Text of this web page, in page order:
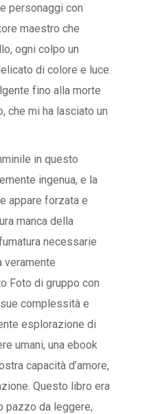
personaggi con
maestro che
ogni colpo un
di colore e luce.
fino alla morte
che mi ha lasciato un
in questo
ingenua, e la
appare forzata e
manca della
necessarie
veramente
Foto di gruppo con
complessità e
esplorazione di
umani, una ebook
capacità d’amore,
Questo libro era
pazzo da leggere,